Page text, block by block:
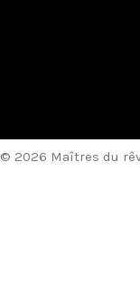
© 2026 Maîtres du